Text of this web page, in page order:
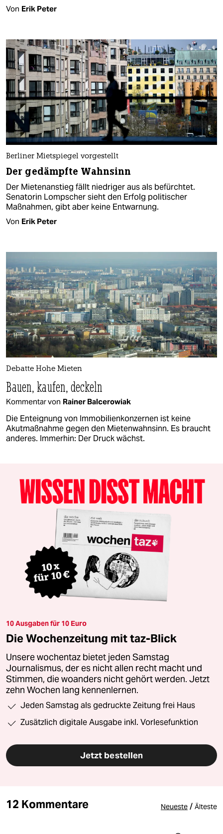
Von Erik Peter
Berliner Mietspiegel vorgestellt
Der gedämpfte Wahnsinn
Der Mietenanstieg fällt niedriger aus als befürchtet.
Senatorin Lompscher sieht den Erfolg politischer
Maßnahmen, gibt aber keine Entwarnung.
Von Erik Peter
Debatte Hohe Mieten
Bauen, kaufen, deckeln
Kommentar von Rainer Balcerowiak
Die Enteignung von Immobilienkonzernen ist keine
Akutmaßnahme gegen den Mietenwahnsinn. Es braucht
anderes. Immerhin: Der Druck wächst.
10 Ausgaben für 10 Euro
Die Wochenzeitung mit taz-Blick
Unsere wochentaz bietet jeden Samstag
Journalismus, der es nicht allen recht macht und
Stimmen, die woanders nicht gehört werden. Jetzt
zehn Wochen lang kennenlernen.
Jeden Samstag als gedruckte Zeitung frei Haus
Zusätzlich digitale Ausgabe inkl. Vorlesefunktion
Jetzt bestellen
12 Kommentare Neueste / Älteste